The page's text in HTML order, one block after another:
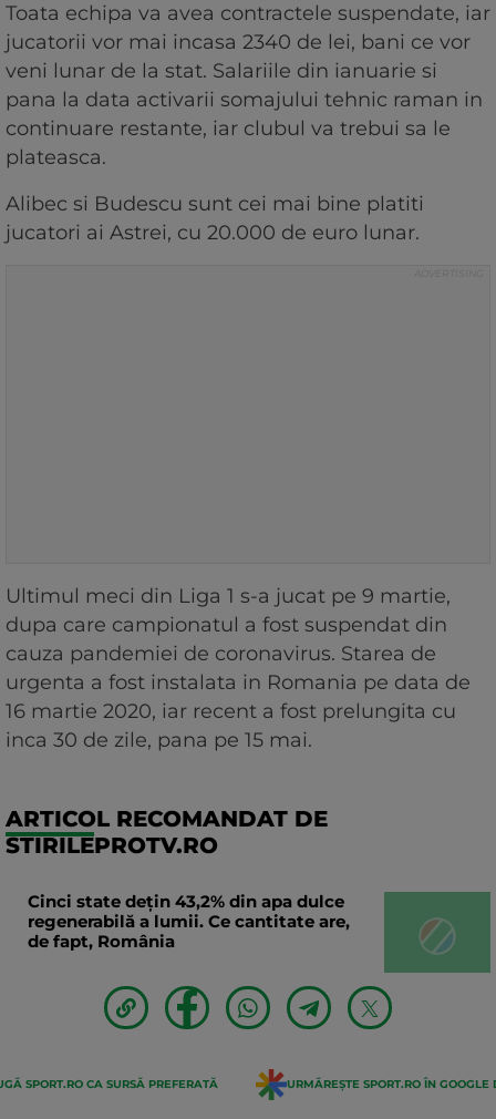
Toata echipa va avea contractele suspendate, iar
jucatorii vor mai incasa 2340 de lei, bani ce vor
veni lunar de la stat. Salariile din ianuarie si
pana la data activarii somajului tehnic raman in
continuare restante, iar clubul va trebui sa le
plateasca.
Alibec si Budescu sunt cei mai bine platiti
jucatori ai Astrei, cu 20.000 de euro lunar.
Ultimul meci din Liga 1 s-a jucat pe 9 martie,
dupa care campionatul a fost suspendat din
cauza pandemiei de coronavirus. Starea de
urgenta a fost instalata in Romania pe data de
16 martie 2020, iar recent a fost prelungita cu
inca 30 de zile, pana pe 15 mai.
ARTICOL RECOMANDAT DE
STIRILEPROTV.RO
Cinci state dețin 43,2% din apa dulce
regenerabilă a lumii. Ce cantitate are,
de fapt, România
SPORT.RO CA SURSĂ PREFERATĂ URMĂREȘTE SPORT.RO ÎN GOOGLE